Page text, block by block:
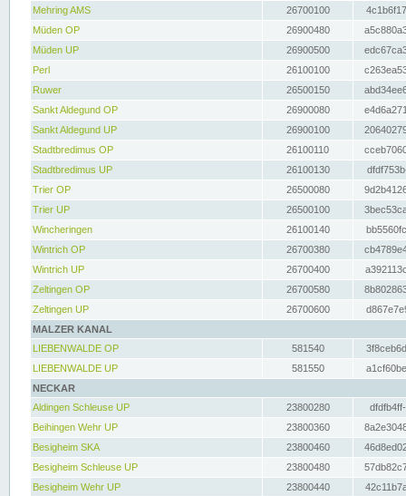
Mehring AMS
26700100
Müden OP
26900480
Müden UP
26900500
Perl
26100100
Ruwer
26500150
Sankt Aldegund OP
26900080
Sankt Aldegund UP
26900100
Stadtbredimus OP
26100110
Stadtbredimus UP
26100130
Trier OP
26500080
Trier UP
26500100
Wincheringen
26100140
Wintrich OP
26700380
Wintrich UP
26700400
Zeltingen OP
26700580
Zeltingen UP
26700600
MALZER KANAL
LIEBENWALDE OP
581540
LIEBENWALDE UP
581550
NECKAR
Aldingen Schleuse UP
23800280
Beihingen Wehr UP
23800360
Besigheim SKA
23800460
Besigheim Schleuse UP
23800480
Besigheim Wehr UP
23800440